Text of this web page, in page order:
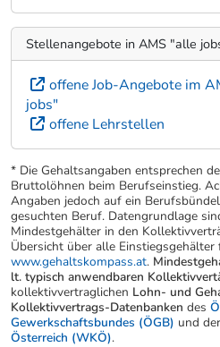
Stellenangebote in AMS "alle
offene Job-Angebote im
jobs"
offene Lehrstellen
* Die Gehaltsangaben entsprechen
Bruttolöhnen beim Berufseinstieg.
Angaben jedoch auf ein
gesuchten Beruf. Datengrundlage
Mindestgehälter in den
Übersicht über alle Einstiegsgehälter
www.gehaltskompass.at.
lt. typisch anwendbaren
kollektivvertraglichen Lohn- und
Kollektivvertrags-Datenbanken des
Gewerkschaftsbundes (ÖGB) und der
Österreich (WKÖ).